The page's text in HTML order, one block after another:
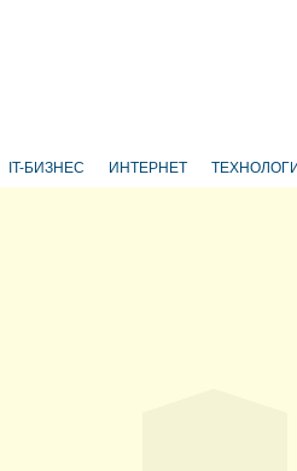
IT-БИЗНЕС ИНТЕРНЕТ